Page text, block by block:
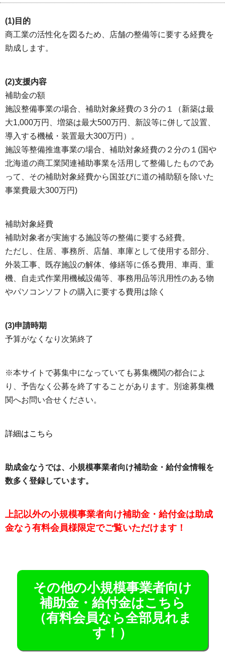
(1)目的
商工業の活性化を図るため、店舗の整備等に要する経費を
助成します。
(2)支援内容
補助金の額
施設整備事業の場合、補助対象経費の３分の１（新築は最
大1,000万円、増築は最大500万円、新設等に併して設置、
導入する機械・装置最大300万円）。
施設等整備推進事業の場合、補助対象経費の２分の１(国や
北海道の商工業関連補助事業を活用して整備したものであ
って、その補助対象経費から国並びに道の補助額を除いた
事業費最大300万円)
補助対象経費
補助対象者が実施する施設等の整備に要する経費。
ただし、住居、事務所、店舗、車庫として使用する部分、
外装工事、既存施設の解体、修繕等に係る費用、車両、重
機、自走式作業用機械設備等、事務用品等汎用性のある物
やパソコンソフトの購入に要する費用は除く
(3)申請時期
予算がなくなり次第終了
※本サイトで募集中になっていても募集機関の都合によ
り、予告なく公募を終了することがあります。別途募集機
関へお問い合せください。
詳細はこちら
助成金なうでは、小規模事業者向け補助金・給付金情報を
数多く登録しています。
上記以外の小規模事業者向け補助金・給付金は助成
金なう有料会員様限定でご覧いただけます！
その他の小規模事業者向け
補助金・給付金はこちら
（有料会員なら全部見れま
す！）